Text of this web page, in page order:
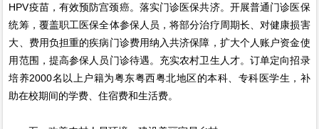
HPV疫苗，有效预防宫颈癌。落实门诊医保共济。开展普通门诊医保
统筹，覆盖职工医保全体参保人员，将部分治疗周期长、对健康损害
大、费用负担重的疾病门诊费用纳入共济保障，扩大个人账户资金使
用范围，提高参保人员门诊待遇。充实农村卫生人才。订单定向招录
培养2000名以上户籍为粤东粤西粤北地区的本科、专科医学生，补
助在校期间的学费、住宿费和生活费。